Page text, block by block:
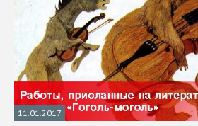
11.01.2017